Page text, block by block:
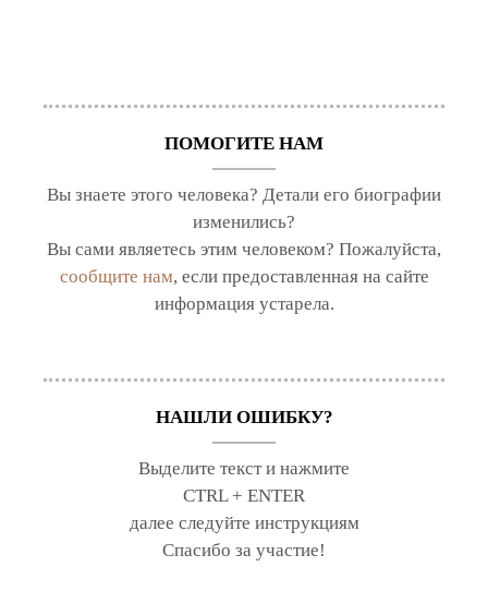
ПОМОГИТЕ НАМ
Вы знаете этого человека? Детали его биографии
изменились?
Вы сами являетесь этим человеком? Пожалуйста,
сообщите нам, если предоставленная на сайте
информация устарела.
НАШЛИ ОШИБКУ?
Выделите текст и нажмите
CTRL + ENTER
далее следуйте инструкциям
Спасибо за участие!